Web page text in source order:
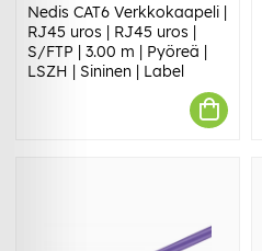
Nedis CAT6 Verkkokaapeli |
RJ45 uros | RJ45 uros |
S/FTP | 3.00 m | Pyöreä |
LSZH | Sininen | Label